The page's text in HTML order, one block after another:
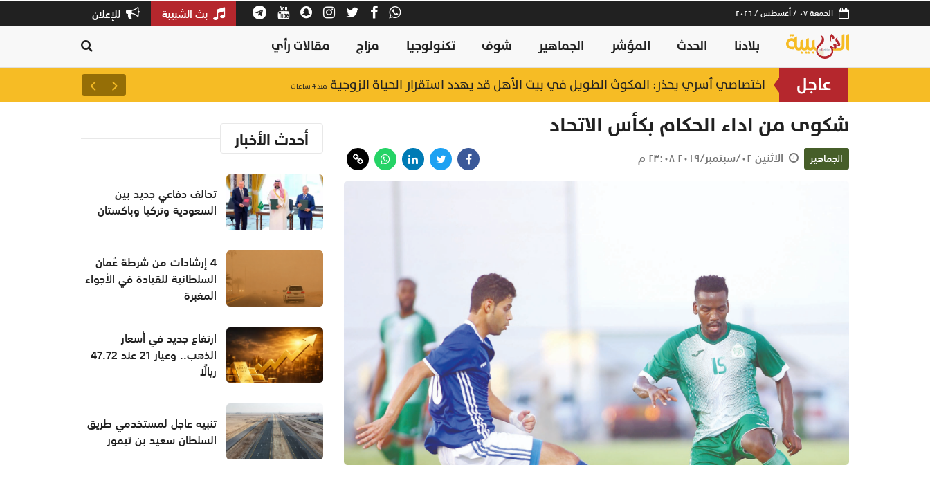
الجمعة ٠٧ / أغسطس / ٢٠٢٦ بث الشبيبة للإعلان
بلادنا الحدث المؤشر الجماهير شوف تكنولوجيا مزاج مقالات رأي
عاجل اختصاصي أسري يحذر: المكوث الطويل في بيت الأهل قد يهدد استقرار الحياة الزوجية منذ ٤ ساعات ارتفاع جديد في أسعار الذهب.. وعيار 21 عند
شكوى من اداء الحكام بكأس الاتحاد
الجماهير الاثنين ٠٢/سبتمبر/٢٠١٩ ٢٣:٠٨ م
أحدث الأخبار
تحالف دفاعي جديد بين
السعودية وتركيا وباكستان
4 إرشادات من شرطة عُمان
السلطانية للقيادة في الأجواء
المغبرة
ارتفاع جديد في أسعار
الذهب.. وعيار 21 عند 47.72
ريالًا
تنبيه عاجل لمستخدمي طريق
السلطان سعيد بن تيمور